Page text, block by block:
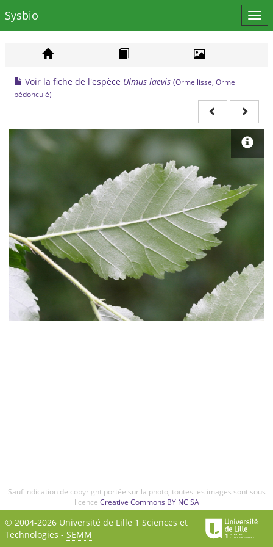
le
Sysbio
Voir la fiche de l'espèce Ulmus laevis (Orme lisse, Orme
pédonculé)
Sauf indication de copyright portée sur la photo, toutes les images sont sous
licence Creative Commons BY NC SA
© 2004-2026 Université de Lille 1 Sciences et
Technologies - SEMM